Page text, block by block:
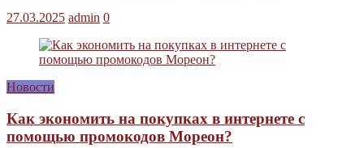
27.03.2025 admin 0
Новости
Как экономить на покупках в интернете с
помощью промокодов Мореон?